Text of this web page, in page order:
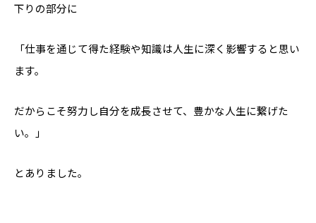
下りの部分に
「仕事を通じて得た経験や知識は人生に深く影響すると思い
ます。
だからこそ努力し自分を成長させて、豊かな人生に繋げた
い。」
とありました。